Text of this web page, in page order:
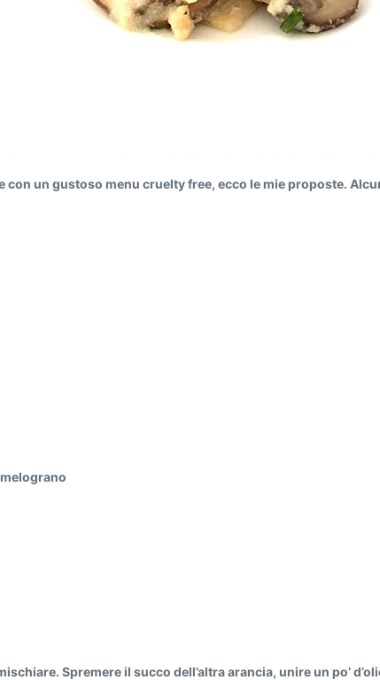
un gustoso menu cruelty free, ecco le mie proposte.
Spremere il succo dell’altra arancia, unire un po’